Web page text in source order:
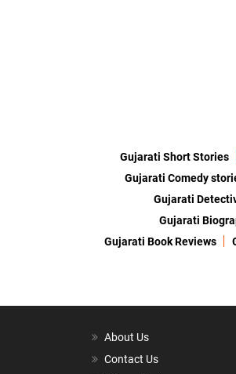
Gujarati Short Stories
Gujarati Comedy
Gujarati
Gujarati
Gujarati Book Reviews
About Us
Contact Us